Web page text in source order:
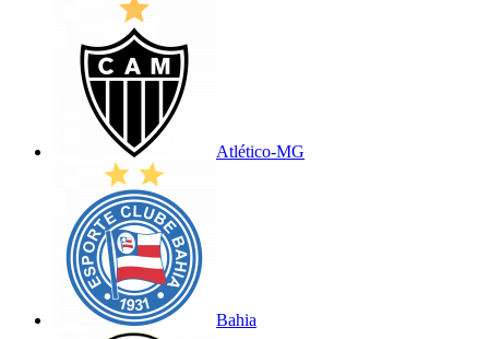
Atlético-MG
Bahia